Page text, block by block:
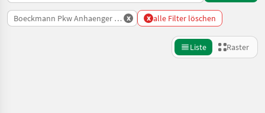
Boeckmann Pkw Anhaenger Hochlader Hl Al 4121 27
x x alle Filter löschen
Liste Raster